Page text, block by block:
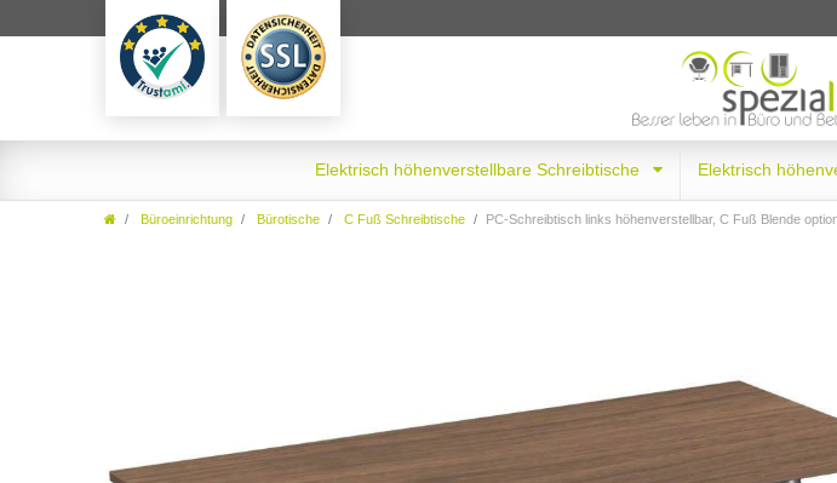
Elektrisch höhenverstellbare Schreibtische Elektrisch
Büroeinrichtung Bürotische C Fuß Schreibtische PC-Schreibtisch links höhenverstellbar, C Fuß Blende optional,